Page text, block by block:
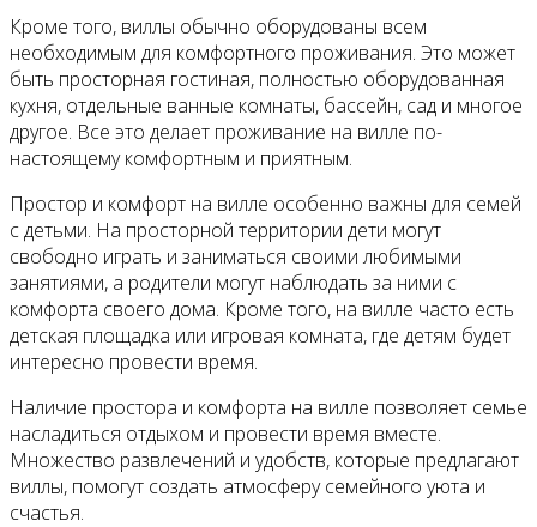
Кроме того, виллы обычно оборудованы всем
необходимым для комфортного проживания. Это может
быть просторная гостиная, полностью оборудованная
кухня, отдельные ванные комнаты, бассейн, сад и многое
другое. Все это делает проживание на вилле по-
настоящему комфортным и приятным.
Простор и комфорт на вилле особенно важны для семей
с детьми. На просторной территории дети могут
свободно играть и заниматься своими любимыми
занятиями, а родители могут наблюдать за ними с
комфорта своего дома. Кроме того, на вилле часто есть
детская площадка или игровая комната, где детям будет
интересно провести время.
Наличие простора и комфорта на вилле позволяет семье
насладиться отдыхом и провести время вместе.
Множество развлечений и удобств, которые предлагают
виллы, помогут создать атмосферу семейного уюта и
счастья.